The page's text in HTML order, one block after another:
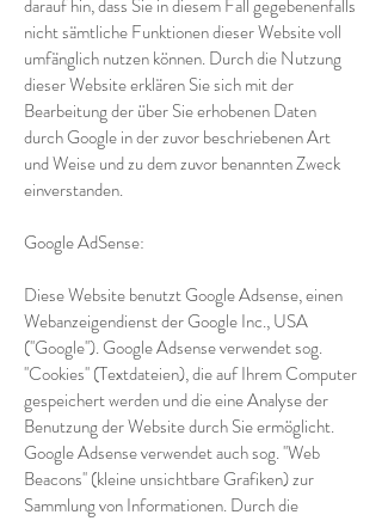
darauf hin, dass Sie in diesem Fall gegebenenfalls
nicht sämtliche Funktionen dieser Website voll
umfänglich nutzen können. Durch die Nutzung
dieser Website erklären Sie sich mit der
Bearbeitung der über Sie erhobenen Daten
durch Google in der zuvor beschriebenen Art
und Weise und zu dem zuvor benannten Zweck
einverstanden.
Google AdSense:
Diese Website benutzt Google Adsense, einen
Webanzeigendienst der Google Inc., USA
(''Google''). Google Adsense verwendet sog.
''Cookies'' (Textdateien), die auf Ihrem Computer
gespeichert werden und die eine Analyse der
Benutzung der Website durch Sie ermöglicht.
Google Adsense verwendet auch sog. ''Web
Beacons'' (kleine unsichtbare Grafiken) zur
Sammlung von Informationen. Durch die